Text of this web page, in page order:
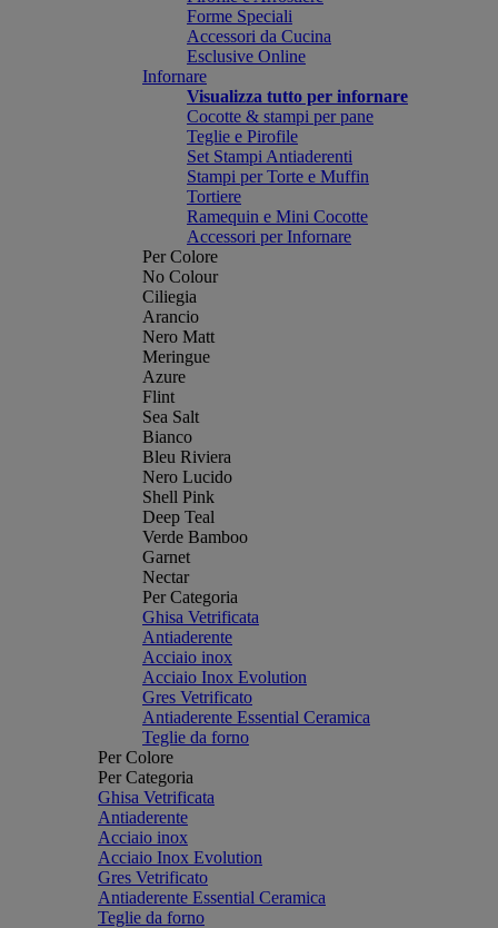
Forme Speciali
Accessori da Cucina
Esclusive Online
Infornare
Visualizza tutto per infornare
Cocotte & stampi per pane
Teglie e Pirofile
Set Stampi Antiaderenti
Stampi per Torte e Muffin
Tortiere
Ramequin e Mini Cocotte
Accessori per Infornare
Per Colore
No Colour
Ciliegia
Arancio
Nero Matt
Meringue
Azure
Flint
Sea Salt
Bianco
Bleu Riviera
Nero Lucido
Shell Pink
Deep Teal
Verde Bamboo
Garnet
Nectar
Per Categoria
Ghisa Vetrificata
Antiaderente
Acciaio inox
Acciaio Inox Evolution
Gres Vetrificato
Antiaderente Essential Ceramica
Teglie da forno
Per Colore
Per Categoria
Ghisa Vetrificata
Antiaderente
Acciaio inox
Acciaio Inox Evolution
Gres Vetrificato
Antiaderente Essential Ceramica
Teglie da forno